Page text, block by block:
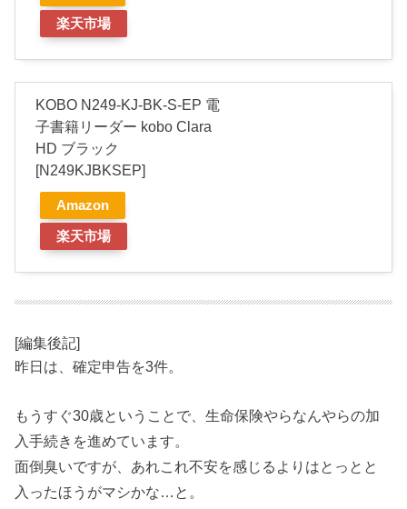
楽天市場
KOBO N249-KJ-BK-S-EP 電
子書籍リーダー kobo Clara
HD ブラック
[N249KJBKSEP]
Amazon
楽天市場
[編集後記]
昨日は、確定申告を3件。
もうすぐ30歳ということで、生命保険やらなんやらの加
入手続きを進めています。
面倒臭いですが、あれこれ不安を感じるよりはとっとと
入ったほうがマシかな…と。